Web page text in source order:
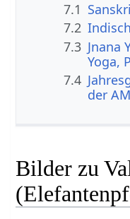
7.1
7.2
7.3 Jnana
Yoga,
7.4
der
Bilder zu